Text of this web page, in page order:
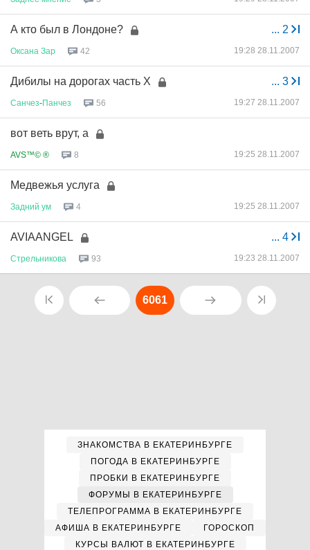
... 2
А кто был в Лондоне?
Оксана Зар 42 19:28 28.11.2007
... 3
Дибилы на дорогах часть X
Санчез-Панчез 56 19:27 28.11.2007
вот веть врут, а
AVS™© ® 8 19:25 28.11.2007
Медвежья услуга
Задний ум 4 19:25 28.11.2007
... 4
AVIAANGEL
Стрельникова 93 19:23 28.11.2007
6061
ЗНАКОМСТВА В ЕКАТЕРИНБУРГЕ
ПОГОДА В ЕКАТЕРИНБУРГЕ
ПРОБКИ В ЕКАТЕРИНБУРГЕ
ФОРУМЫ В ЕКАТЕРИНБУРГЕ
ТЕЛЕПРОГРАММА В ЕКАТЕРИНБУРГЕ
АФИША В ЕКАТЕРИНБУРГЕ
ГОРОСКОП
КУРСЫ ВАЛЮТ В ЕКАТЕРИНБУРГЕ